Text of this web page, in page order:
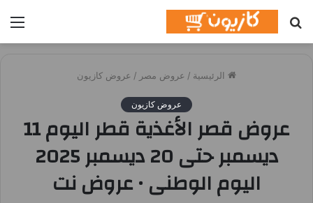
عن
الرئيسية / عروض مصر / عروض كازيون
عروض كازيون
عروض قصر الأغذية قطر اليوم 11
ديسمبر حتى 20 ديسمبر 2025
اليوم الوطنى • عروض نت